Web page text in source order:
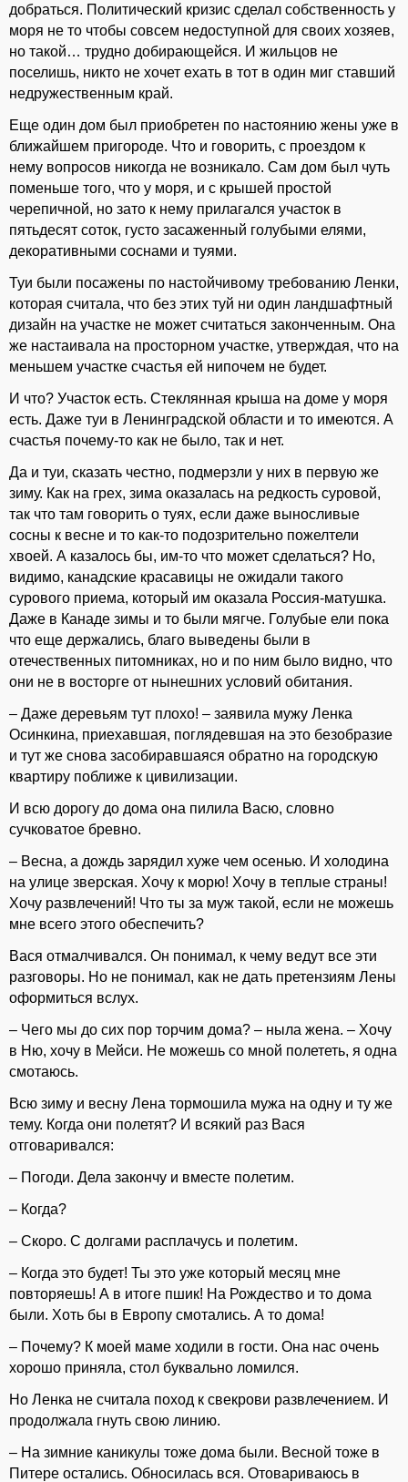
добраться. Политический кризис сделал собственность у
моря не то чтобы совсем недоступной для своих хозяев,
но такой… трудно добирающейся. И жильцов не
поселишь, никто не хочет ехать в тот в один миг ставший
недружественным край.
Еще один дом был приобретен по настоянию жены уже в
ближайшем пригороде. Что и говорить, с проездом к
нему вопросов никогда не возникало. Сам дом был чуть
поменьше того, что у моря, и с крышей простой
черепичной, но зато к нему прилагался участок в
пятьдесят соток, густо засаженный голубыми елями,
декоративными соснами и туями.
Туи были посажены по настойчивому требованию Ленки,
которая считала, что без этих туй ни один ландшафтный
дизайн на участке не может считаться законченным. Она
же настаивала на просторном участке, утверждая, что на
меньшем участке счастья ей нипочем не будет.
И что? Участок есть. Стеклянная крыша на доме у моря
есть. Даже туи в Ленинградской области и то имеются. А
счастья почему-то как не было, так и нет.
Да и туи, сказать честно, подмерзли у них в первую же
зиму. Как на грех, зима оказалась на редкость суровой,
так что там говорить о туях, если даже выносливые
сосны к весне и то как-то подозрительно пожелтели
хвоей. А казалось бы, им-то что может сделаться? Но,
видимо, канадские красавицы не ожидали такого
сурового приема, который им оказала Россия-матушка.
Даже в Канаде зимы и то были мягче. Голубые ели пока
что еще держались, благо выведены были в
отечественных питомниках, но и по ним было видно, что
они не в восторге от нынешних условий обитания.
– Даже деревьям тут плохо! – заявила мужу Ленка
Осинкина, приехавшая, поглядевшая на это безобразие
и тут же снова засобиравшаяся обратно на городскую
квартиру поближе к цивилизации.
И всю дорогу до дома она пилила Васю, словно
сучковатое бревно.
– Весна, а дождь зарядил хуже чем осенью. И холодина
на улице зверская. Хочу к морю! Хочу в теплые страны!
Хочу развлечений! Что ты за муж такой, если не можешь
мне всего этого обеспечить?
Вася отмалчивался. Он понимал, к чему ведут все эти
разговоры. Но не понимал, как не дать претензиям Лены
оформиться вслух.
– Чего мы до сих пор торчим дома? – ныла жена. – Хочу
в Ню, хочу в Мейси. Не можешь со мной полететь, я одна
смотаюсь.
Всю зиму и весну Лена тормошила мужа на одну и ту же
тему. Когда они полетят? И всякий раз Вася
отговаривался:
– Погоди. Дела закончу и вместе полетим.
– Когда?
– Скоро. С долгами расплачусь и полетим.
– Когда это будет! Ты это уже который месяц мне
повторяешь! А в итоге пшик! На Рождество и то дома
были. Хоть бы в Европу смотались. А то дома!
– Почему? К моей маме ходили в гости. Она нас очень
хорошо приняла, стол буквально ломился.
Но Ленка не считала поход к свекрови развлечением. И
продолжала гнуть свою линию.
– На зимние каникулы тоже дома были. Весной тоже в
Питере остались. Обносилась вся. Отовариваюсь в